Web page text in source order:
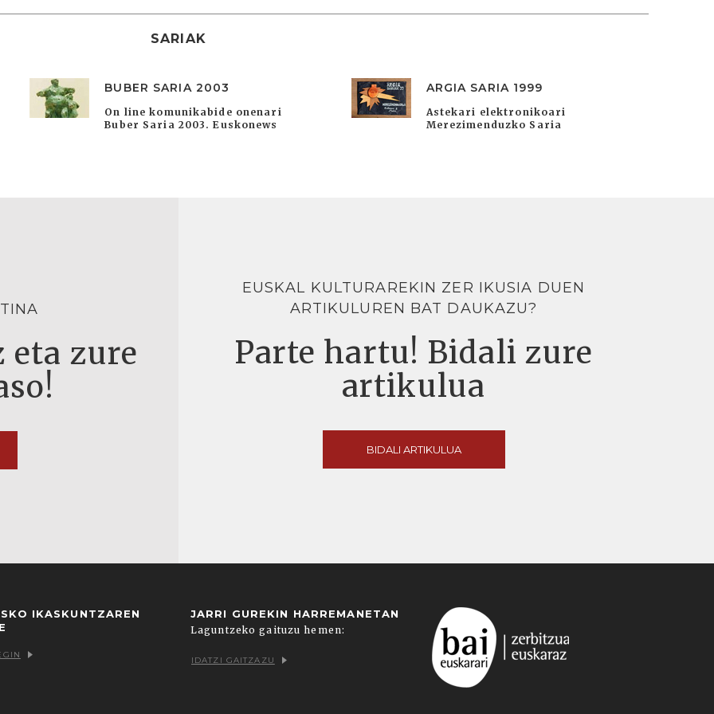
SARIAK
BUBER SARIA 2003
On line komunikabide onenari
Buber Saria 2003. Euskonews
ARGIA SARIA 1999
Astekari elektronikoari
Merezimenduzko Saria
eta zure
EUSKAL KULTURAREKIN ZER IKUSIA DUEN
ARTIKULUREN BAT DAUKAZU?
Parte hartu! Bidali zure
artikulua
BIDALI ARTIKULUA
IKASKUNTZAREN
JARRI GUREKIN HARREMANETAN
Laguntzeko gaituzu hemen:
IDATZI GAITZAZU